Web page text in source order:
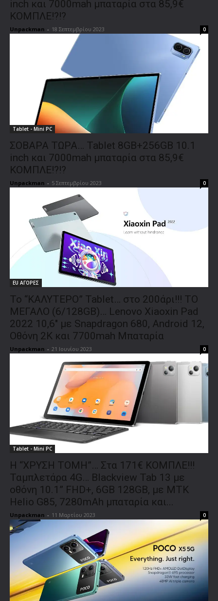
inch και 7000mah μπαταρία στα 85,9€
ΚΟΜΠΛΕ!?!?
Unpackman - 18 Σεπτεμβρίου 2023 0
Tablet - Mini PC
ΣΟΒΑΡΑ ΤΩΡΑ… Tablet 8GB+256GB 10.1
inch και 7000mah μπαταρία στα 85,9€
ΚΟΜΠΛΕ!?!?
Unpackman - 5 Σεπτεμβρίου 2023 0
EU ΑΓΟΡΕΣ
Το “ΚΑΛΥΤΕΡΟ” Tablet… στο 200άρι!!! ΤΟ
ΜΕΓΑΛΟ (6/128GB)… Lenovo Xiaoxin Pad
2022 10,6″ με Snapdragon 680, Android 12,
Οθόνη 2Κ και 7700mah Μπαταρία
Unpackman - 21 Ιουνίου 2023 0
Tablet - Mini PC
Η “ΧΡΥΣΗ ΤΟΜΗ”… Στα 171€ ΚΟΜΠΛΕ!!!
Ταμπλετάρα 4G… Blackview Tab 13 με
οθόνη 10.1” FHD+, 6GB 128GB, με MTK
Helio G85, 7280mAh μπαταρία και...
Unpackman - 11 Μαρτίου 2023 0